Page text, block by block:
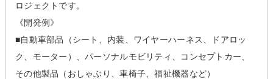
ロジェクトです。
《開発例》
■自動車部品（シート、内装、ワイヤーハーネス、ドアロッ
ク、モーター）、パーソナルモビリティ、コンセプトカー、
その他製品（おしゃぶり、車椅子、福祉機器など）